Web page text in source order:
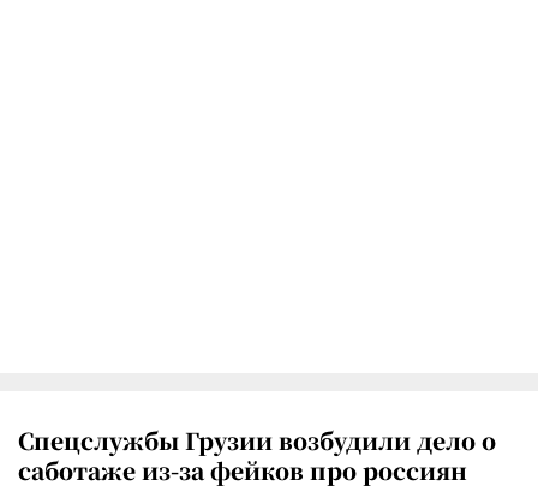
Спецслужбы Грузии возбудили дело о
саботаже из-за фейков про россиян